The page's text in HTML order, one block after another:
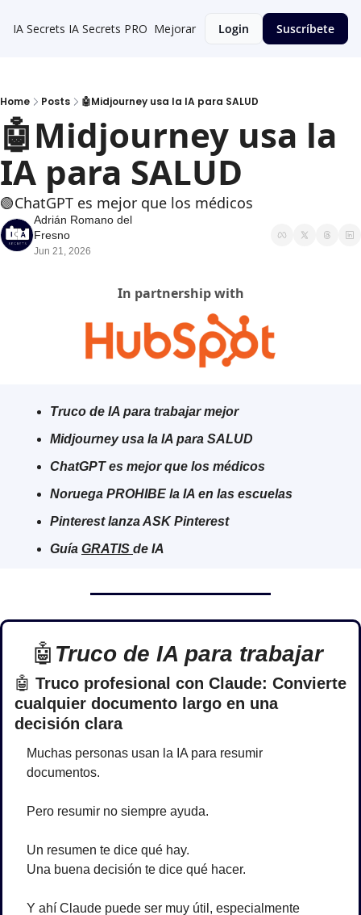
IA Secrets IA Secrets PRO Mejorar Login Suscríbete
Home Posts 🤖Midjourney usa la IA para SALUD
🤖Midjourney usa la
IA para SALUD
🟢ChatGPT es mejor que los médicos
Adrián Romano del
Fresno
Jun 21, 2026
In partnership with
Truco de IA para trabajar mejor
Midjourney usa la IA para SALUD
ChatGPT es mejor que los médicos
Noruega PROHIBE la IA en las escuelas
Pinterest lanza ASK Pinterest
Guía GRATIS de IA
🤖 Truco de IA para trabajar
🤖 Truco profesional con Claude: Convierte
cualquier documento largo en una
decisión clara
Muchas personas usan la IA para resumir
documentos.
Pero resumir no siempre ayuda.
Un resumen te dice qué hay.
Una buena decisión te dice qué hacer.
Y ahí Claude puede ser muy útil, especialmente